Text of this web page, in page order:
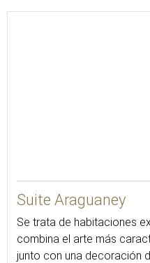
Suite Araguaney
Se trata de habitaciones
combina el arte más
junto con una decoración